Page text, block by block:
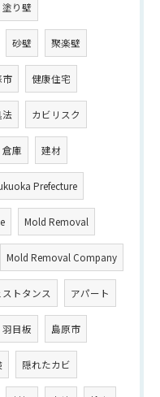
塗り壁
砂壁 聚楽壁
市 健康住宅
法 カビリスク
倉庫 建材
Prefecture
Mold Removal
Mold Removal Company
ストタンス アパート
羽目板 島原市
隠れたカビ